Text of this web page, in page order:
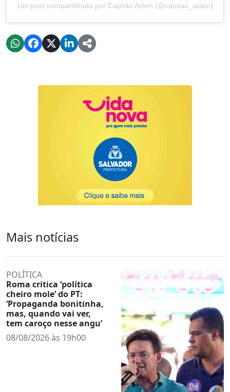
Um post compartilhado por Capitão Alden (@capitao_alden)
Mais notícias
POLÍTICA
Roma critica ‘política
cheiro mole’ do PT:
‘Propaganda bonitinha,
mas, quando vai ver,
tem caroço nesse angu’
08/08/2026 às 19h00